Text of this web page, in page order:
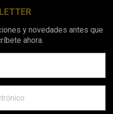
y novedades antes que
ahora.